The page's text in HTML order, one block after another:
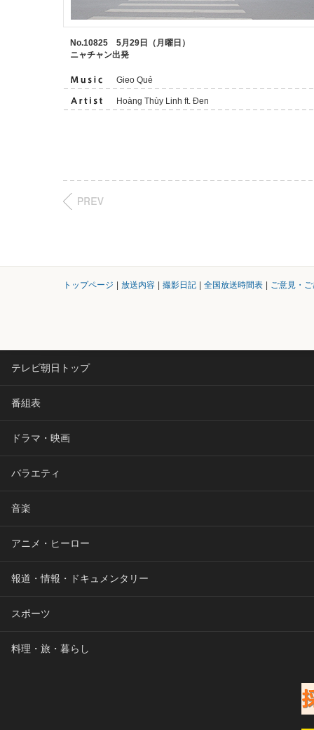
No.10825 5月29日（月曜日）
ニャチャン出発
Gieo Quẻ
Hoàng Thùy Linh ft. Đen
トップページ 放送内容 撮影日記 全国放送時間表 ご意見・
テレビ朝日トップ
番組表
ドラマ・映画
バラエティ
音楽
アニメ・ヒーロー
報道・情報・ドキュメンタリー
スポーツ
料理・旅・暮らし